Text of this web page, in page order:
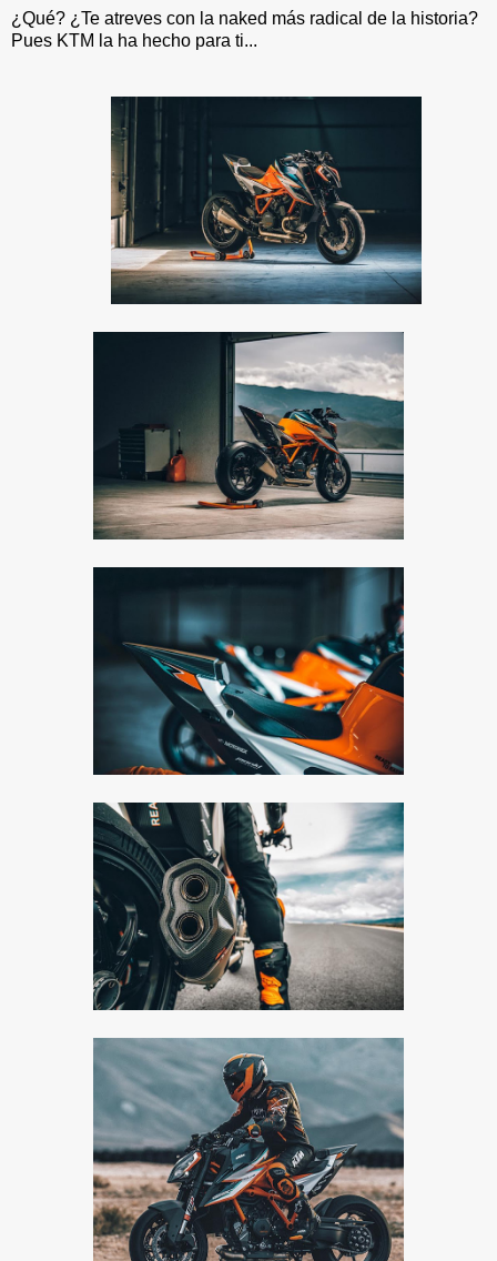
¿Qué? ¿Te atreves con la naked más radical de la historia?
Pues KTM la ha hecho para ti...